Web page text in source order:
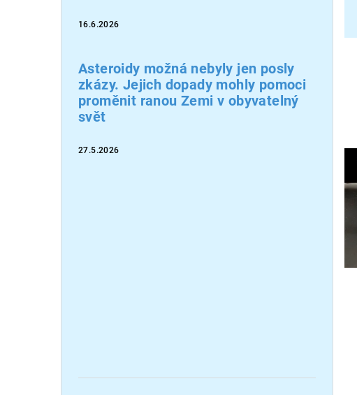
16.6.2026
Asteroidy možná nebyly jen posly
zkázy. Jejich dopady mohly pomoci
proměnit ranou Zemi v obyvatelný
svět
27.5.2026